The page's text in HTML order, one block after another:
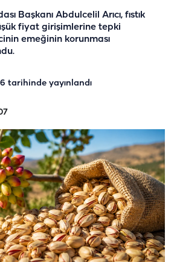
Başkanı Abdulcelil Arıcı, fıstık
fiyat girişimlerine tepki
emeğinin korunması
tarihinde yayınlandı